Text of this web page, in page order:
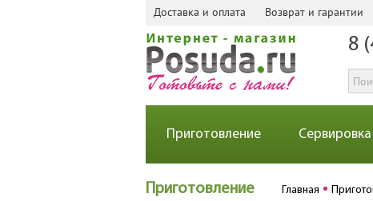
Доставка и оплата Возврат и гарантии
8
Приготовление Сервировка
Приготовление Главная